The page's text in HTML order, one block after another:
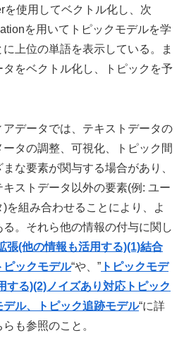
を使用してベクトル化し、次
を用いてトピックモデルを学
上位の単語を表示している。ま
をベクトル化し、トピックを予
データでは、テキストデータの
タの調整、可視化、トピック間
な要素が関与する場合があり、
ストデータ以外の要素(例: ユー
を組み合わせることにより、よ
。それら他の情報の付与に関し
張(他の情報も活用する)(1)結合
ピックモデル“や、” トピックモデ
する)(2)ノイズあり対応トピック
ル、トピック追跡モデル“に詳
も参照のこと。